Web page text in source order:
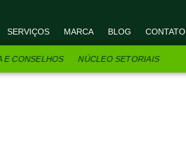
SERVIÇOS MARCA BLOG CONTATO
E CONSELHOS NÚCLEO SETORIAIS